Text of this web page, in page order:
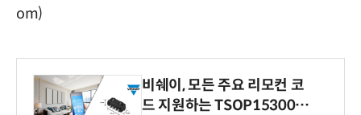
om)
비쉐이, 모든 주요 리모컨 코
드 지원하는 TSOP15300 시